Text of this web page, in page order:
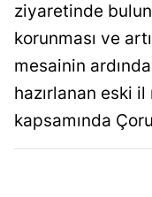
ziyaretinde
korunması ve
mesainin
hazırlanan eski
kapsamında